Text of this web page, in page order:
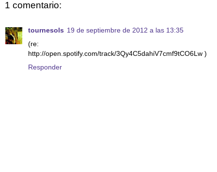
1 comentario:
tournesols 19 de septiembre de 2012 a las 13:35
(re:
http://open.spotify.com/track/3Qy4C5dahiV7cmf9tCO6Lw )
Responder